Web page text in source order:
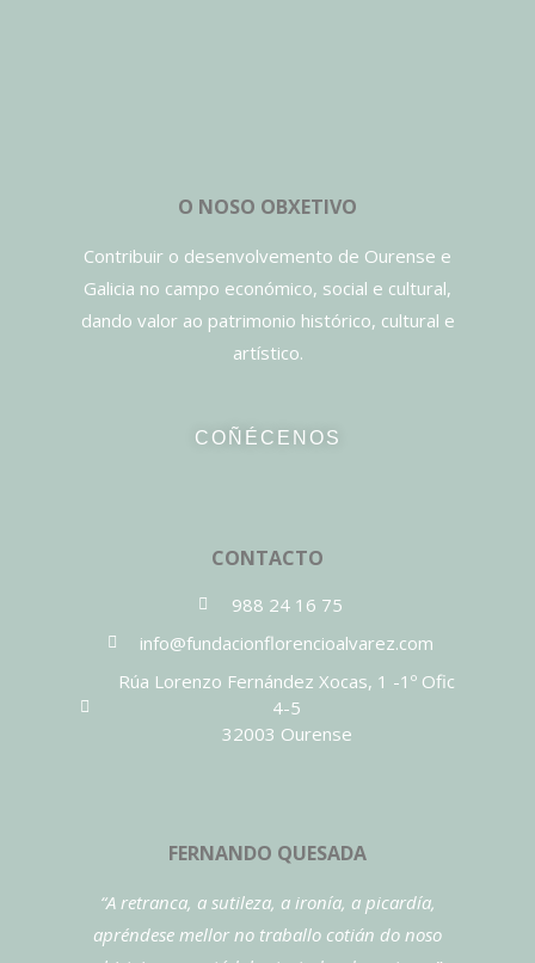
O NOSO OBXETIVO
Contribuir o desenvolvemento de Ourense e
Galicia no campo económico, social e cultural,
dando valor ao patrimonio histórico, cultural e
artístico.
COÑÉCENOS
CONTACTO
988 24 16 75
info@fundacionflorencioalvarez.com
Rúa Lorenzo Fernández Xocas, 1 -1º Ofic
4-5
32003 Ourense
FERNANDO QUESADA
“A retranca, a sutileza, a ironía, a picardía,
apréndese mellor no traballo cotián do noso